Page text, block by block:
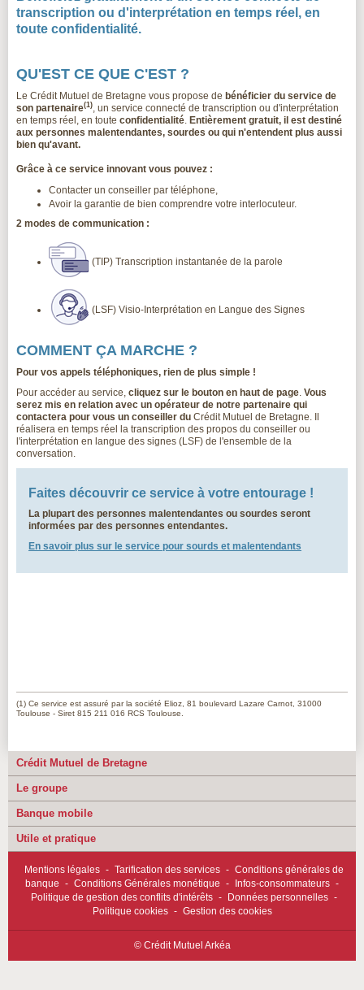
transcription ou d'interprétation en temps réel, en
toute confidentialité.
QU'EST CE QUE C'EST ?
Le Crédit Mutuel de Bretagne vous propose de bénéficier du service de
son partenaire(1), un service connecté de transcription ou d'interprétation
en temps réel, en toute confidentialité. Entièrement gratuit, il est destiné
aux personnes malentendantes, sourdes ou qui n'entendent plus aussi
bien qu'avant.
Grâce à ce service innovant vous pouvez :
Contacter un conseiller par téléphone,
Avoir la garantie de bien comprendre votre interlocuteur.
2 modes de communication :
(TIP) Transcription instantanée de la parole
(LSF) Visio-Interprétation en Langue des Signes
COMMENT ÇA MARCHE ?
Pour vos appels téléphoniques, rien de plus simple !
Pour accéder au service, cliquez sur le bouton en haut de page. Vous
serez mis en relation avec un opérateur de notre partenaire qui
contactera pour vous un conseiller du Crédit Mutuel de Bretagne. Il
réalisera en temps réel la transcription des propos du conseiller ou
l'interprétation en langue des signes (LSF) de l'ensemble de la
conversation.
Faites découvrir ce service à votre entourage !
La plupart des personnes malentendantes ou sourdes seront
informées par des personnes entendantes.
En savoir plus sur le service pour sourds et malentendants
(1) Ce service est assuré par la société Elioz, 81 boulevard Lazare Carnot, 31000
Toulouse - Siret 815 211 016 RCS Toulouse.
Crédit Mutuel de Bretagne
Le groupe
Banque mobile
Utile et pratique
Mentions légales - Tarification des services - Conditions générales de
banque - Conditions Générales monétique - Infos-consommateurs -
Politique de gestion des conflits d'intérêts - Données personnelles -
Politique cookies - Gestion des cookies
© Crédit Mutuel Arkéa